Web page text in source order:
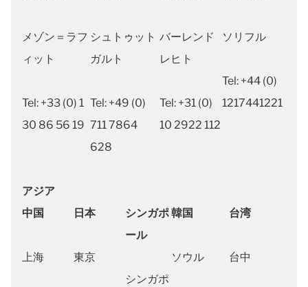
メゾン＝ラフ
ィット
Tel: +33 (0) 1
30 86 56 19
シュトゥット
ガルト
Tel: +49 (0)
711 7864
628
バーレンド
レヒト
Tel: +31 (0)
10 2922 112
ソリフル
Tel: +44 (0)
1217441221
アジア
中国
上海
日本
東京
シンガポ
ール
シンガポ
韓国
ソウル
台湾
台中